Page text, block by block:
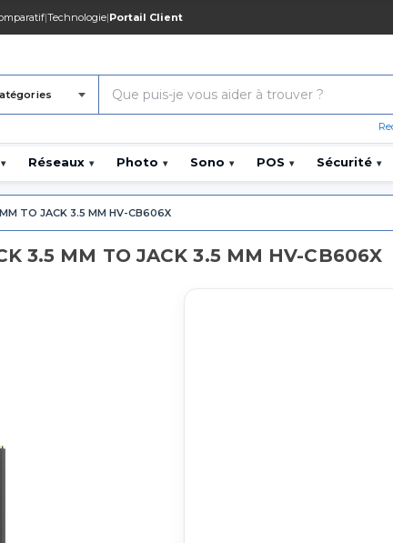
|Technologie|Portail Client
▾ Réseaux ▾ Photo ▾ Sono ▾ POS ▾ Sécurité ▾
TO JACK 3.5 MM HV-CB606X
3.5 MM TO JACK 3.5 MM HV-CB606X